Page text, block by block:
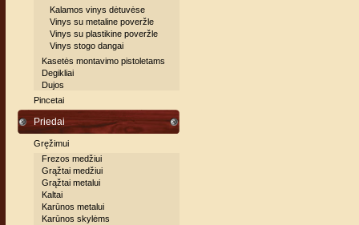
Kalamos vinys dėtuvėse
Vinys su metaline poveržle
Vinys su plastikine poveržle
Vinys stogo dangai
Kasetės montavimo pistoletams
Degikliai
Dujos
Pincetai
Priedai
Gręžimui
Frezos medžiui
Grąžtai medžiui
Grąžtai metalui
Kaltai
Karūnos metalui
Karūnos skylėms